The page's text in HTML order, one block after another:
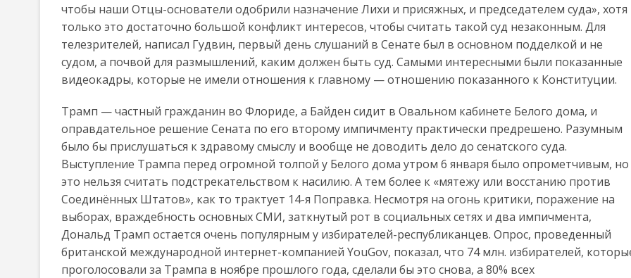
чтобы наши Отцы-основатели одобрили назначение Лихи и присяжных, и председателем суда», хотя
только это достаточно большой конфликт интересов, чтобы считать такой суд незаконным. Для
телезрителей, написал Гудвин, первый день слушаний в Сенате был в основном подделкой и не
судом, а почвой для размышлений, каким должен быть суд. Самыми интересными были показанные
видеокадры, которые не имели отношения к главному — отношению показанного к Конституции.
Трамп — частный гражданин во Флориде, а Байден сидит в Овальном кабинете Белого дома, и
оправдательное решение Сената по его второму импичменту практически предрешено. Разумным
было бы прислушаться к здравому смыслу и вообще не доводить дело до сенатского суда.
Выступление Трампа перед огромной толпой у Белого дома утром 6 января было опрометчивым, но
это нельзя считать подстрекательством к насилию. А тем более к «мятежу или восстанию против
Соединённых Штатов», как то трактует 14-я Поправка. Несмотря на огонь критики, поражение на
выборах, враждебность основных СМИ, заткнутый рот в социальных сетях и два импичмента,
Дональд Трамп остается очень популярным у избирателей-республиканцев. Опрос, проведенный
британской международной интернет-компанией YouGov, показал, что 74 млн. избирателей,
проголосовали за Трампа в ноябре прошлого года, сделали бы это снова, а 80% всех